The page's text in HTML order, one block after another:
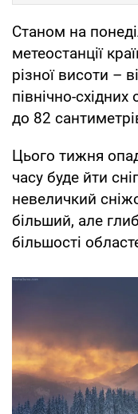
Станом на
метеостанції
різної висоти –
північно-
до 82
Цього тижня
часу буде йти
невеличкий
більший, але
більшості